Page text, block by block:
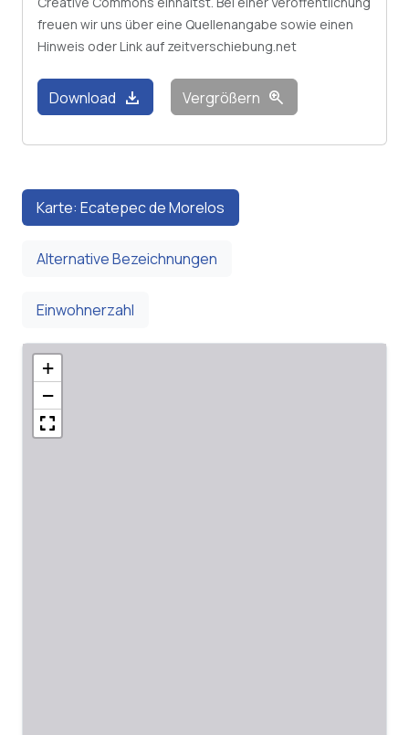
freuen wir uns über eine Quellenangabe sowie einen
Hinweis oder Link auf zeitverschiebung.net
Download download Vergrößern zoom_in
Karte: Ecatepec de Morelos
Alternative Bezeichnungen
Einwohnerzahl
+
−